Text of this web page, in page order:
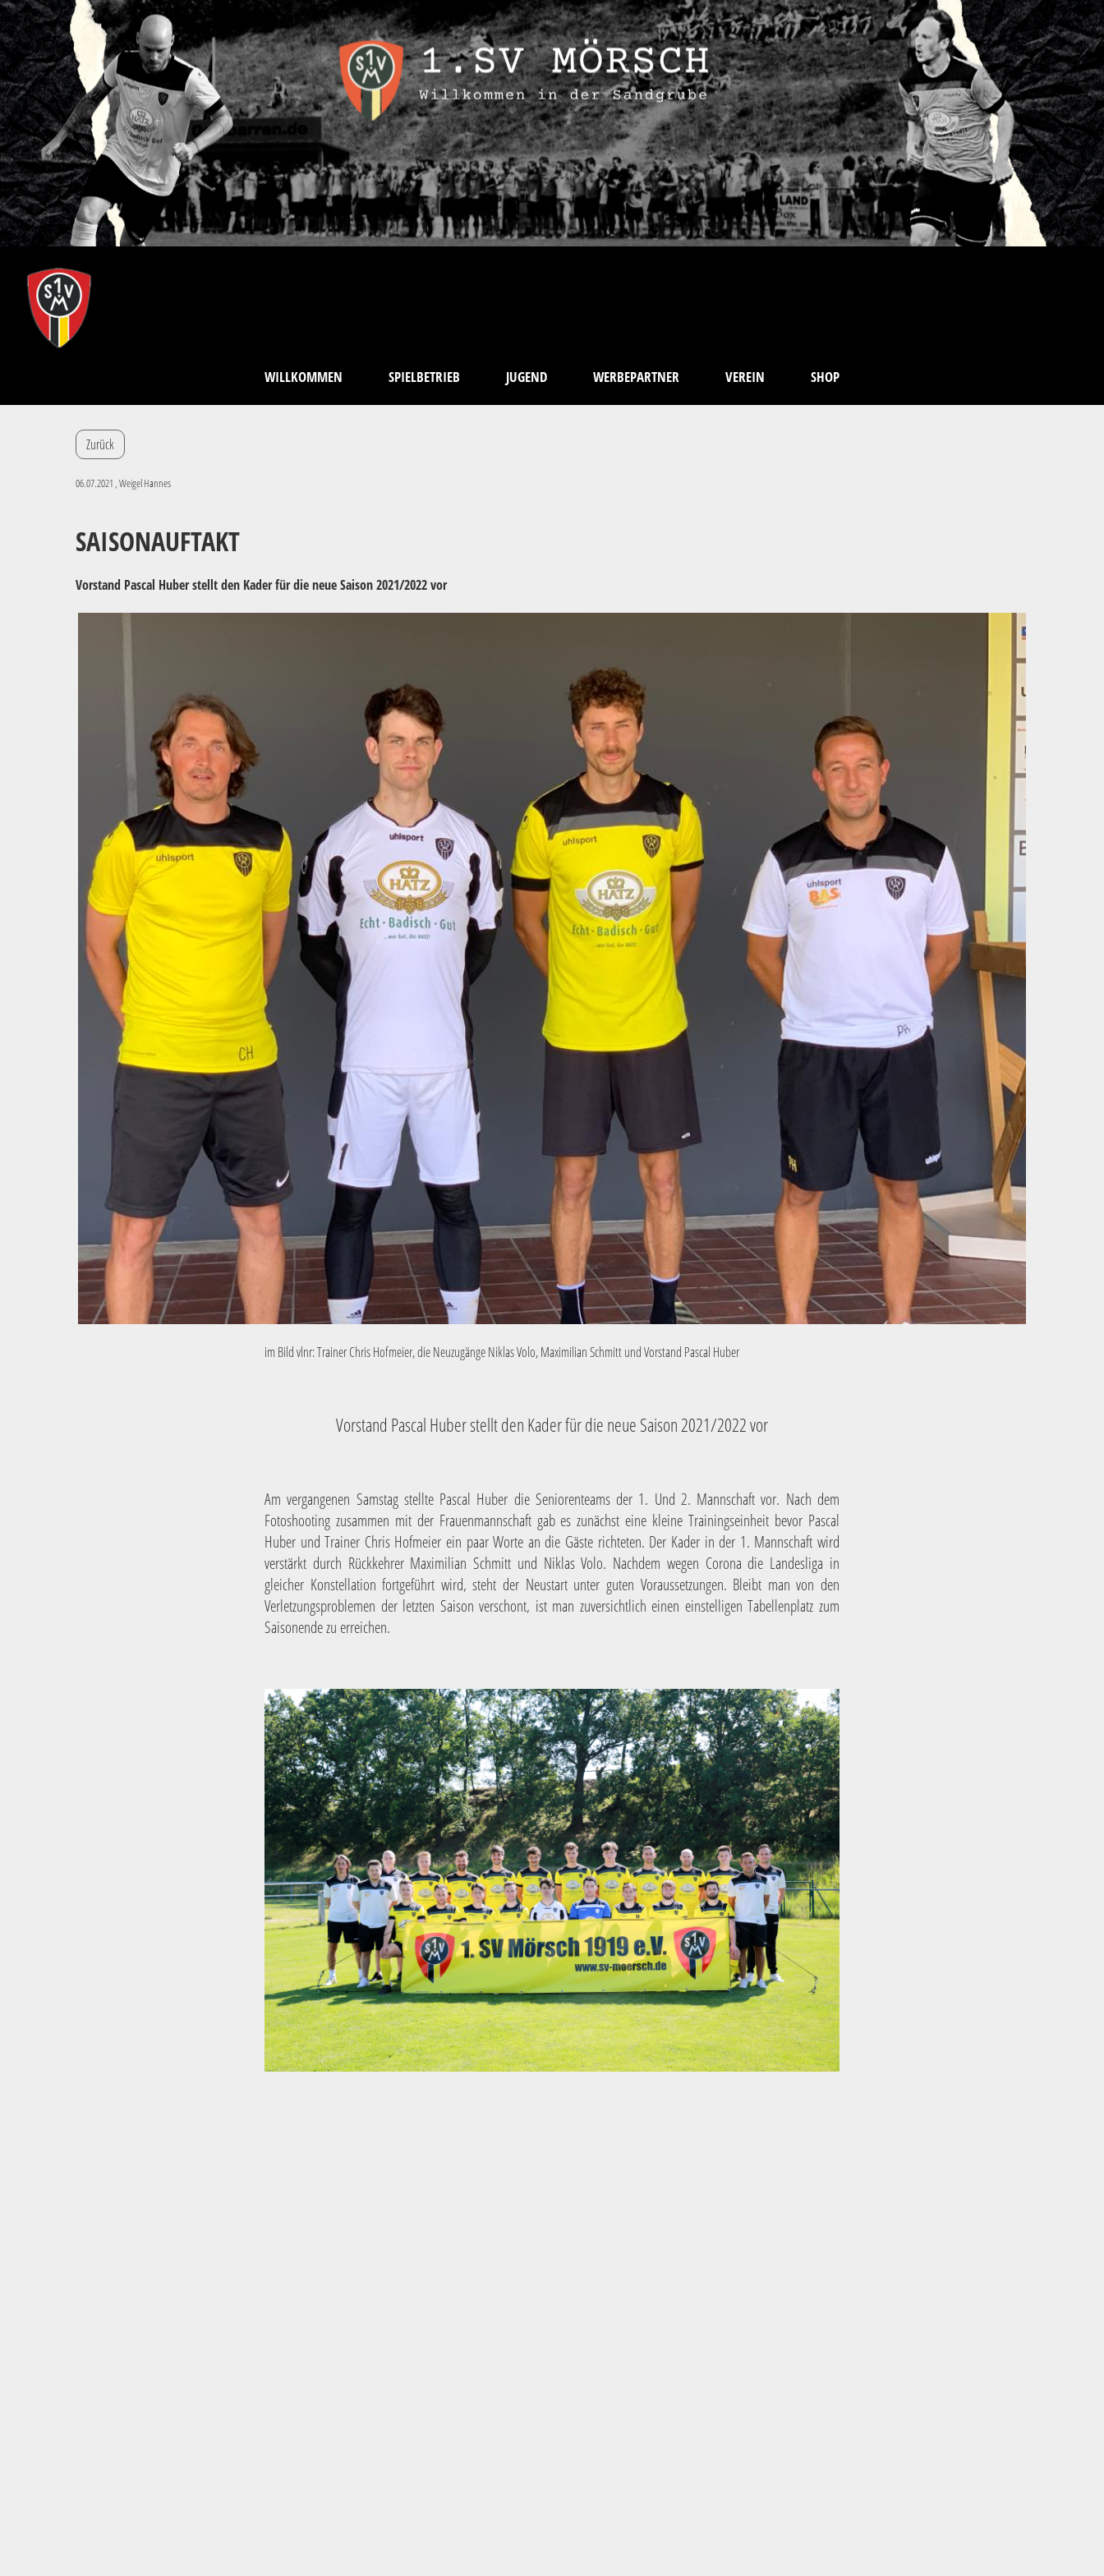
WILLKOMMEN SPIELBETRIEB JUGEND WERBEPARTNER VEREIN SHOP
Zurück
06.07.2021 , Weigel Hannes
SAISONAUFTAKT
Vorstand Pascal Huber stellt den Kader für die neue Saison 2021/2022 vor
im Bild vlnr: Trainer Chris Hofmeier, die Neuzugänge Niklas Volo, Maximilian Schmitt und Vorstand Pascal Huber
Vorstand Pascal Huber stellt den Kader für die neue Saison 2021/2022 vor
Am vergangenen Samstag stellte Pascal Huber die Seniorenteams der 1. Und 2. Mannschaft vor. Nach dem
Fotoshooting zusammen mit der Frauenmannschaft gab es zunächst eine kleine Trainingseinheit bevor Pascal
Huber und Trainer Chris Hofmeier ein paar Worte an die Gäste richteten. Der Kader in der 1. Mannschaft wird
verstärkt durch Rückkehrer Maximilian Schmitt und Niklas Volo. Nachdem wegen Corona die Landesliga in
gleicher Konstellation fortgeführt wird, steht der Neustart unter guten Voraussetzungen. Bleibt man von den
Verletzungsproblemen der letzten Saison verschont, ist man zuversichtlich einen einstelligen Tabellenplatz zum
Saisonende zu erreichen.